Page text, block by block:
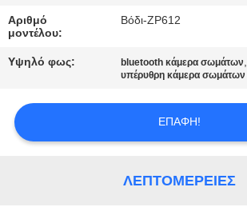
ΈΛΕΓΧΟΣ
ΠΟΙΌΤΗΤΑΣ
ΕΠΙΚΟΙΝΩΝΉΣΤΕ
ΜΑΖΊ
Αριθμό
μοντέλου:
Βόδι-ZP612
Υψηλό φως: bluetooth κάμερα σωμάτων,
υπέρυθρη κάμερα σωμάτων
ΕΠΑΦΉ!
ΛΕΠΤΟΜΈΡΕΙΕΣ